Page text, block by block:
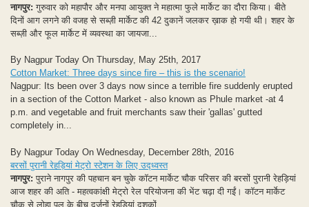
नागपुर: गुरुवार को महापौर और मनपा आयुक्त ने महात्मा फुले मार्केट का दौरा किया। बीते
दिनों आग लगने की वजह से सब्ज़ी मार्केट की 42 दुकानें जलकर ख़ाक हो गयी थी। शहर के
सब्ज़ी और फूल मार्केट में व्यवस्था का जायजा...
By Nagpur Today On Thursday, May 25th, 2017
Cotton Market: Three days since fire – this is the scenario!
Nagpur: Its been over 3 days now since a terrible fire suddenly erupted
in a section of the Cotton Market - also known as Phule market -at 4
p.m. and vegetable and fruit merchants saw their 'gallas' gutted
completely in...
By Nagpur Today On Wednesday, December 28th, 2016
बरसों पुरानी रेहड़ियां मेट्रो स्टेशन के लिए उद्ध्वस्त
नागपुर: पुराने नागपुर की पहचान बन चुके कॉटन मार्केट चौक परिसर की बरसों पुरानी रेहड़ियां
आज शहर की अति - महत्वकांक्षी मेट्रो रेल परियोजना की भेंट चढ़ा दी गईं। कॉटन मार्केट
चौक से लोहा पुल के बीच दर्जनों रेहड़ियां दशकों...